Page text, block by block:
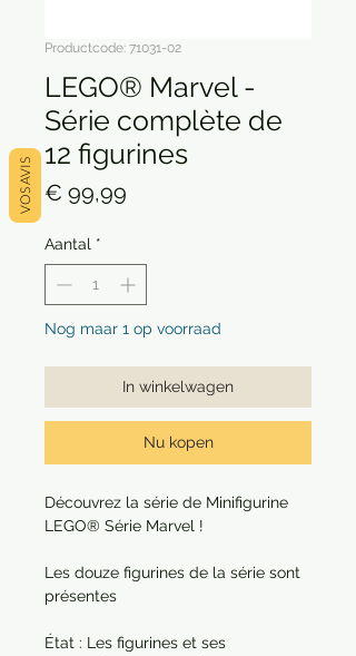
Productcode: 71031-02
LEGO® Marvel -
Série complète de
12 figurines
€ 99,99
Aantal *
Nog maar 1 op voorraad
In winkelwagen
Nu kopen
Découvrez la série de Minifigurine
LEGO® Série Marvel !
Les douze figurines de la série sont
présentes
État : Les figurines et ses
VOS AVIS